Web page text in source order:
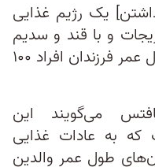
یک رژیم غذایی
و با قند و سدیم
کم، ممکن است به توضیح طول عمر فرزندان افراد ۱۰۰
می‌گویند این
به عادات غذایی
که از ژن‌های طول عمر والدین